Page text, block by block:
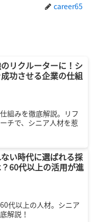
career65
リクルーターに！シ
功させる企業の仕組
組みを徹底解説。リフ
チで、シニア人材を惹
い時代に選ばれる採
60代以上の活用が進
代以上の人材。シニア
解説！